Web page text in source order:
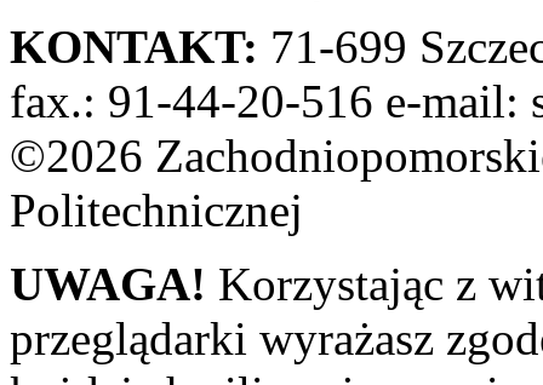
KONTAKT: 71-699
fax.: 91-44-20-516 e-mail:
©2026
Politechnicznej
UWAGA! Korzystając z
przeglądarki wyrażasz